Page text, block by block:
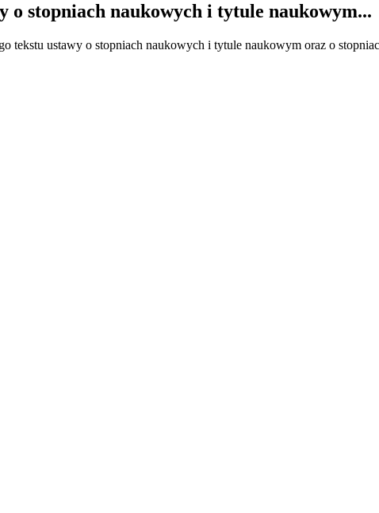
o stopniach naukowych i tytule naukowym...
tekstu ustawy o stopniach naukowych i tytule naukowym oraz o